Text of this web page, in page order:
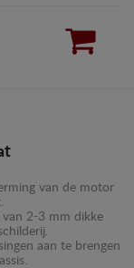
van de motor
2-3 mm dikke
aan te brengen